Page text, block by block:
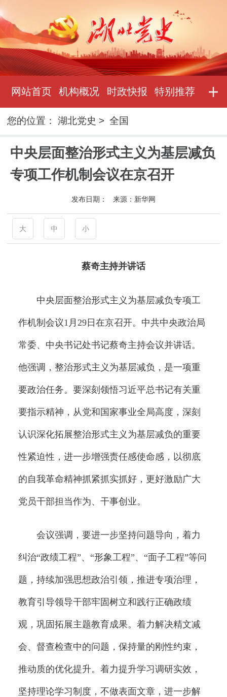
网站首页 机构概况 时政快报 特别推荐
您的位置：湖北党史 >全国
中央层面整治形式主义为基层减负
专项工作机制会议在京召开
发布日期： 来源： 新华网
大 中 小
蔡奇主持并讲话
中央层面整治形式主义为基层减负专项工
作机制会议1月29日在京召开。中共中央政治局
常委、中央书记处书记蔡奇主持会议并讲话。
他强调，整治形式主义为基层减负，是一项重
要政治任务。要深刻领悟习近平总书记有关重
要指示精神，从党和国家事业全局高度，深刻
认识深化拓展整治形式主义为基层减负的重要
性紧迫性，进一步增强责任感使命感，以彻底
的自我革命精神抓紧抓实抓好，更好激励广大
党员干部担当作为、干事创业。
会议强调，要进一步坚持问题导向，着力
纠治“政绩工程”、“形象工程”、“面子工程”等问
题，持续加强思想政治引领，推进专项治理，
教育引导领导干部牢固树立和践行正确政绩
观，巩固拓展主题教育成果。着力解决精文减
会、督查检查中的问题，保持量的刚性约束，
推动质的优化提升。着力提升学习调研实效，
坚持理论学习制度，不做表面文章，进一步解